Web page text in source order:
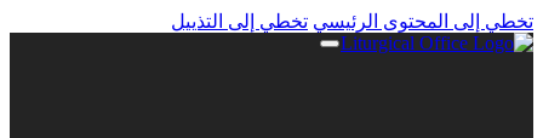
تخطي إلى المحتوى الرئيسي تخطي إلى التذييل